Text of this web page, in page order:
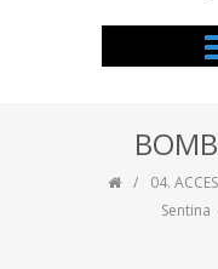
04.
Sentina